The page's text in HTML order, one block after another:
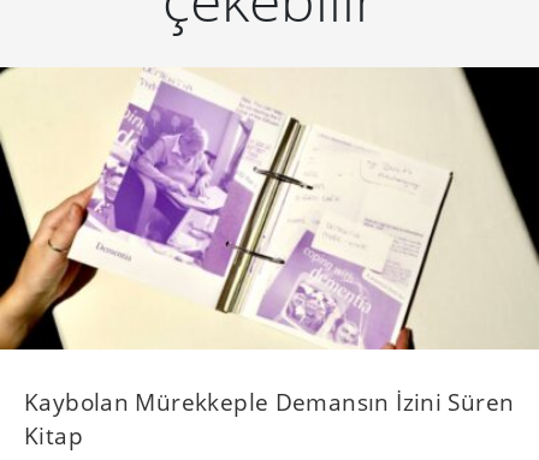
Kaybolan Mürekkeple Demansın İzini Süren
Kitap